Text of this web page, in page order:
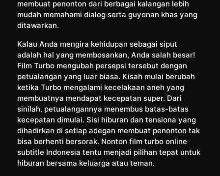
membuat penonton dari berbagai kalangan lebih
mudah memahami dialog serta guyonan khas yang
ditawarkan.
Kalau Anda mengira kehidupan sebagai siput
adalah hal yang membosankan, Anda salah besar!
Film Turbo mengubah persepsi tersebut dengan
petualangan yang luar biasa. Kisah mulai berubah
ketika Turbo mengalami kecelakaan aneh yang
membuatnya mendapat kecepatan super. Dari
sinilah, petualangannya menembus batas-batas
kecepatan dimulai. Sisi hiburan dan tensiona yang
dihadirkan di setiap adegan membuat penonton tak
bisa berhenti bersorak. Nonton film turbo online
subtitle Indonesia tentu menjadi pilihan tepat untuk
hiburan bersama keluarga atau teman.